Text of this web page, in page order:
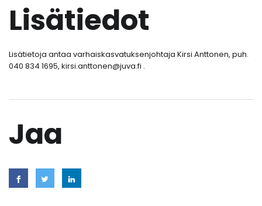
Lisätiedot
Lisätietoja antaa varhaiskasvatuksenjohtaja Kirsi Anttonen, puh.
040 834 1695, kirsi.anttonen@juva.fi .
Jaa